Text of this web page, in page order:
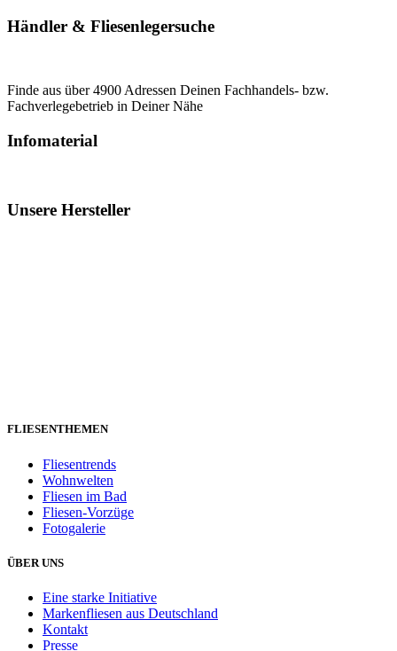
Händler & Fliesenlegersuche
Finde aus über 4900 Adressen Deinen Fachhandels- bzw.
Fachverlegebetrieb in Deiner Nähe
Infomaterial
Unsere Hersteller
FLIESENTHEMEN
Fliesentrends
Wohnwelten
Fliesen im Bad
Fliesen-Vorzüge
Fotogalerie
ÜBER UNS
Eine starke Initiative
Markenfliesen aus Deutschland
Kontakt
Presse